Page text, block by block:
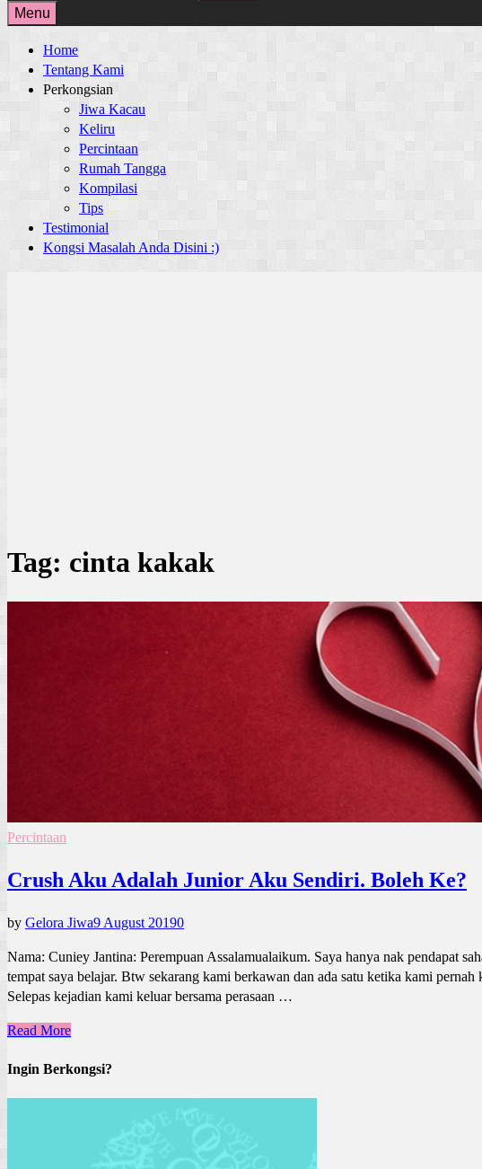
for:
Menu
Home
Tentang Kami
Perkongsian
Jiwa Kacau
Keliru
Percintaan
Rumah Tangga
Kompilasi
Tips
Testimonial
Kongsi Masalah Anda Disini :)
Tag: cinta kakak
Percintaan
Crush Aku Adalah Junior Aku Sendiri. Boleh Ke?
by Gelora Jiwa9 August 20190
Nama: Cuniey Jantina: Perempuan Assalamualaikum. Saya hanya nak pendapat
tempat saya belajar. Btw sekarang kami berkawan dan ada satu ketika kami
Selepas kejadian kami keluar bersama perasaan …
Read More
Ingin Berkongsi?